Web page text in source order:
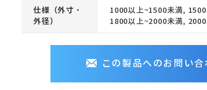
仕様（外寸・
外径）
1000以上~1500未満,
1800以上~2000未満,
この製品へのお問い合